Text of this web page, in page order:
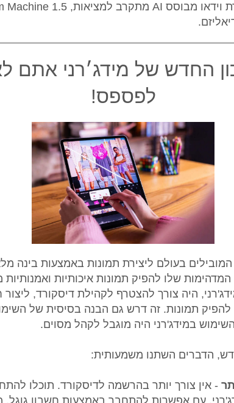
החדש של מידג׳רני אתם
לפספס!
בעולם ליצירת תמונות באמצעות בינה
המדהימות שלו להפיק תמונות איכותיות
היה צורך להצטרף לקהילת דיסקורד,
תמונות. זה דרש גם הבנה בסיסית של
במידג'רני היה מוגבל לקהל מסוים.
הדברים השתנו משמעותית:
- אין צורך יותר בהרשמה לדיסקורד. תוכלו
עם אפשרות להתחבר באמצעות חשבון